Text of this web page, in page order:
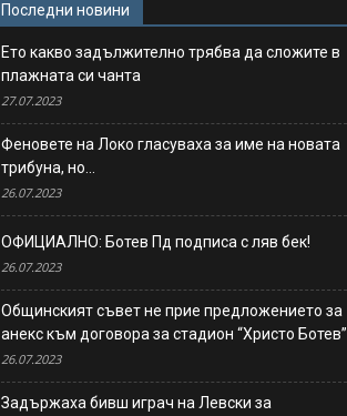
Последни новини
Ето какво задължително трябва да сложите в
плажната си чанта
27.07.2023
Феновете на Локо гласуваха за име на новата
трибуна, но…
26.07.2023
ОФИЦИАЛНО: Ботев Пд подписа с ляв бек!
26.07.2023
Общинският съвет не прие предложението за
анекс към договора за стадион “Христо Ботев”
26.07.2023
Задържаха бивш играч на Левски за